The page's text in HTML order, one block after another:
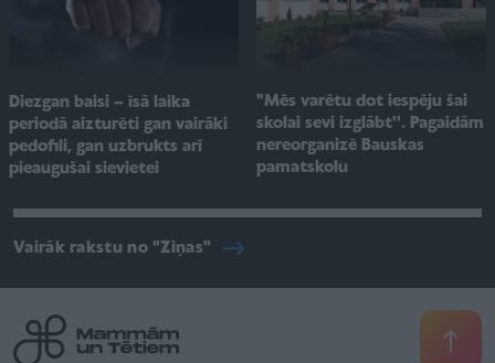
Diezgan baisi – īsā laika
periodā aizturēti gan vairāki
pedofili, gan uzbrukts arī
pieaugušai sievietei
"Mēs varētu dot iespēju šai
skolai sevi izglābt''. Pagaidām
nereorganizē Bauskas
pamatskolu
Vairāk rakstu no "Ziņas"